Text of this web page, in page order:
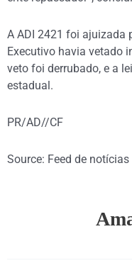
A ADI 2421 foi ajuizada
Executivo havia vetado
veto foi derrubado, e a
estadual.
PR/AD//CF
Source: Feed de notícias